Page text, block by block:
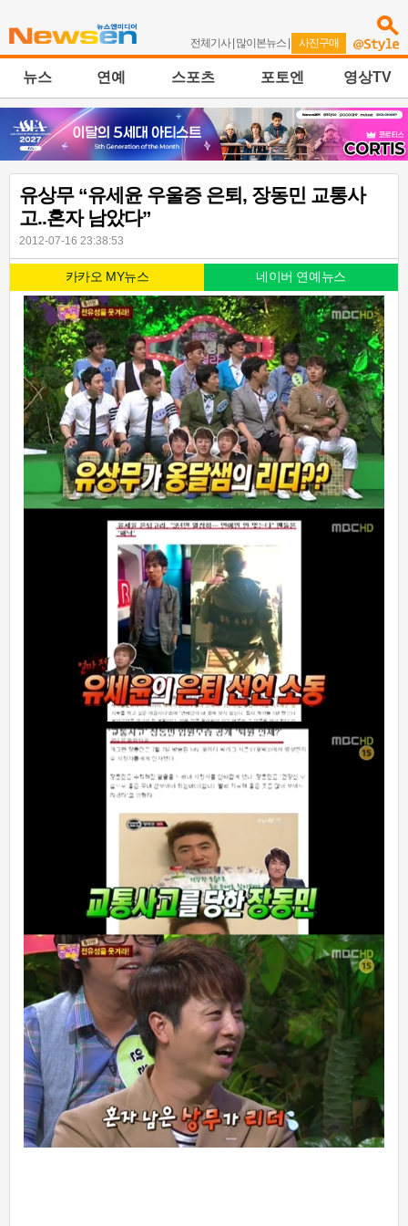
전체기사| 많이본뉴스 | 사진구매
뉴스 연예 스포츠 포토엔 영상TV
유상무 “유세윤 우울증 은퇴, 장동민 교통사
고..혼자 남았다”
2012-07-16 23:38:53
카카오 MY뉴스 네이버 연예뉴스